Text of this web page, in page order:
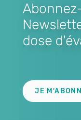
dose
JE